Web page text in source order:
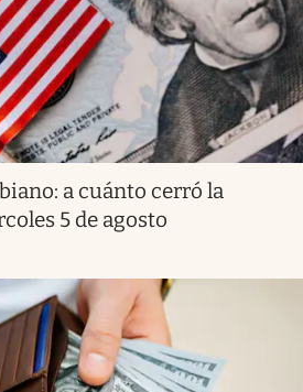
a cuánto cerró la
5 de agosto